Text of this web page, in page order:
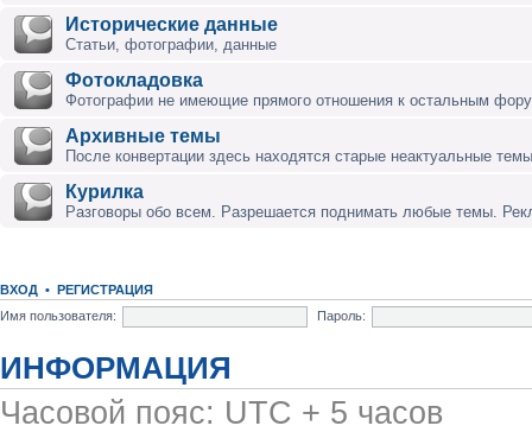
Исторические данные
Статьи, фотографии, данные
Фотокладовка
Фотографии не имеющие прямого отношения к остальным
Архивные темы
После конвертации здесь находятся старые неактуальные
Курилка
Разговоры обо всем. Разрешается поднимать любые темы.
ВХОД • РЕГИСТРАЦИЯ
Имя пользователя:
Пароль:
ИНФОРМАЦИЯ
Часовой пояс: UTC + 5 часов